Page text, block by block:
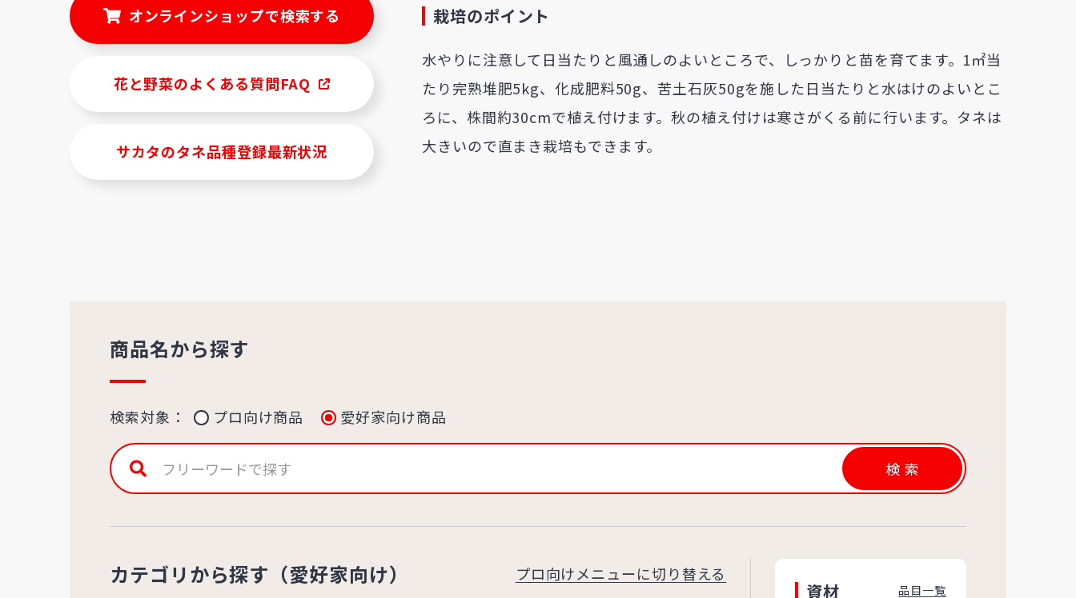
オンラインショップで検索する
花と野菜のよくある質問FAQ
サカタのタネ品種登録最新状況
栽培のポイント
水やりに注意して日当たりと風通しのよいところで、しっかりと苗を育てます。1㎡当
たり完熟堆肥5kg、化成肥料50g、苦土石灰50gを施した日当たりと水はけのよいとこ
ろに、株間約30cmで植え付けます。秋の植え付けは寒さがくる前に行います。タネは
大きいので直まき栽培もできます。
商品名から探す
検索対象： プロ向け商品 愛好家向け商品
検索
カテゴリから探す（愛好家向け） プロ向けメニューに切り替える
資材 品目一覧